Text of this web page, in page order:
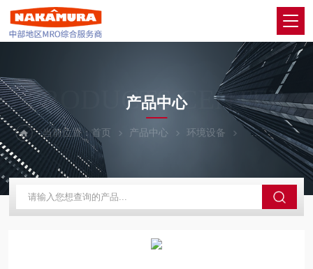
PRODUCTS CENTER
产品中心
当前位置：首页 产品中心 环境设备 ATAGO爱拓